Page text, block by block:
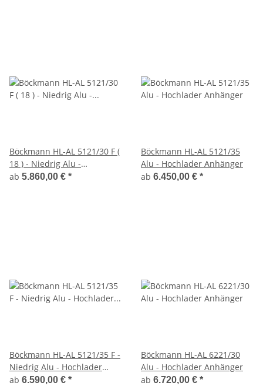
Böckmann HL-AL 5121/30 F (
18 ) - Niedrig Alu -
Hochlader Anhänger
ab 5.860,00 € *
Böckmann HL-AL 5121/35
Alu - Hochlader Anhänger
ab 6.450,00 € *
Böckmann HL-AL 5121/35 F -
Niedrig Alu - Hochlader
Anhänger
ab 6.590,00 € *
Böckmann HL-AL 6221/30
Alu - Hochlader Anhänger
ab 6.720,00 € *